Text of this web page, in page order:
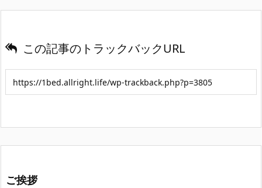
この記事のトラックバックURL
ご挨拶